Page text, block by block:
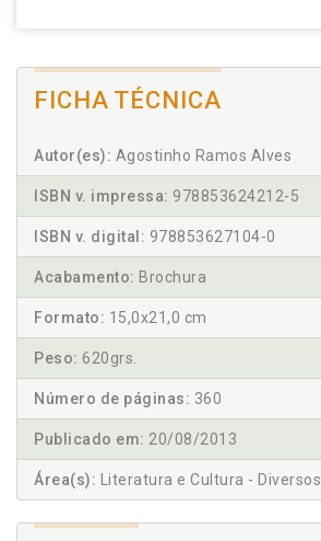
FICHA TÉCNICA
Autor(es): Agostinho Ramos Alves
ISBN v. impressa: 978853624212-5
ISBN v. digital: 978853627104-0
Acabamento: Brochura
Formato: 15,0x21,0 cm
Peso: 620grs.
Número de páginas: 360
Publicado em: 20/08/2013
Área(s): Literatura e Cultura - Diversos